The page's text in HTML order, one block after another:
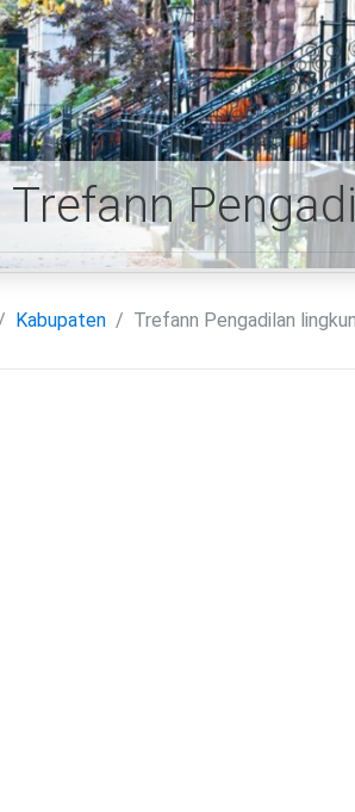
Trefann
Kabupaten Trefann Pengadilan